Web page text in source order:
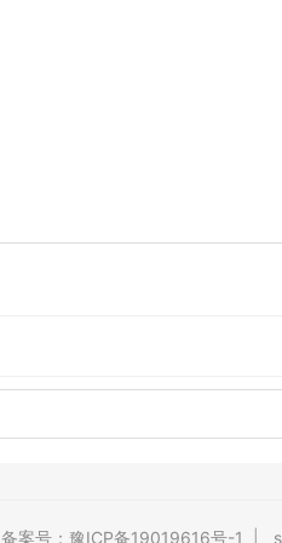
备案号：豫ICP备19019616号-1